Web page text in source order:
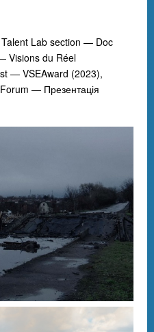
Talent Lab section — Doc
Visions du Réel
— VSEAward (2023),
— Презентація